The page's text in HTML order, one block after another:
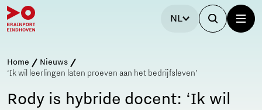
NL
Home
Nieuws
‘Ik wil leerlingen laten proeven aan het bedrijfsleven’
Rody is hybride docent: ‘Ik wil